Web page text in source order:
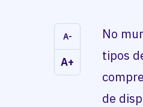
A-
A+
No
tipos
de